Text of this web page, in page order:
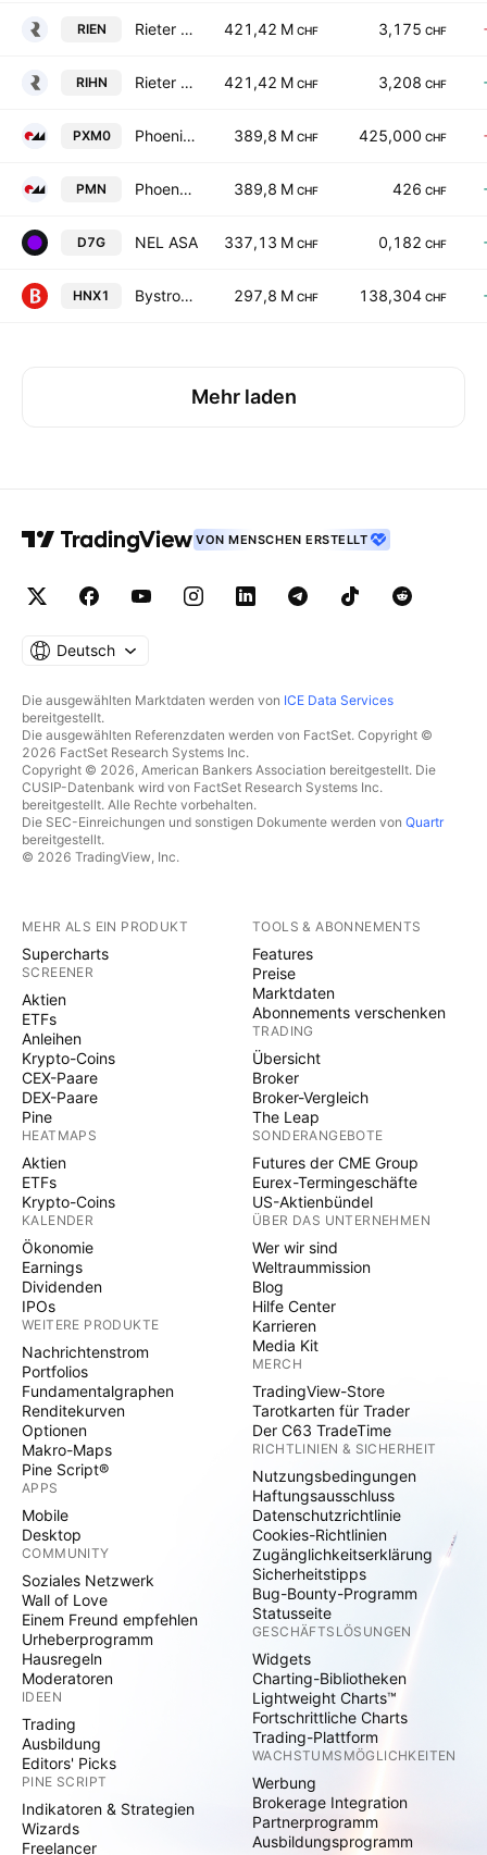
RIEN Rieter Holding AG 421,42 M CHF 3,175 CHF
RIHN Rieter Holding AG 421,42 M CHF 3,208 CHF
PXM0 Phoenix Mecano AG 389,8 M CHF 425,000 CHF
PMN Phoenix Mecano AG 389,8 M CHF 426 CHF
D7G NEL ASA 337,13 M CHF 0,182 CHF
HNX1 Bystronic AG 297,8 M CHF 138,304 CHF
Mehr laden
VON MENSCHEN ERSTELLT
Deutsch
Die ausgewählten Marktdaten werden von ICE Data Services
bereitgestellt.
Die ausgewählten Referenzdaten werden von FactSet. Copyright ©
2026 FactSet Research Systems Inc.
Copyright © 2026, American Bankers Association bereitgestellt. Die
CUSIP-Datenbank wird von FactSet Research Systems Inc.
bereitgestellt. Alle Rechte vorbehalten.
Die SEC-Einreichungen und sonstigen Dokumente werden von Quartr
bereitgestellt.
© 2026 TradingView, Inc.
MEHR ALS EIN PRODUKT
Supercharts
SCREENER
Aktien
ETFs
Anleihen
Krypto-Coins
CEX-Paare
DEX-Paare
Pine
HEATMAPS
Aktien
ETFs
Krypto-Coins
KALENDER
Ökonomie
Earnings
Dividenden
IPOs
WEITERE PRODUKTE
Nachrichtenstrom
Portfolios
Fundamentalgraphen
Renditekurven
Optionen
Makro-Maps
Pine Script®
APPS
Mobile
Desktop
COMMUNITY
Soziales Netzwerk
Wall of Love
Einem Freund empfehlen
Urheberprogramm
Hausregeln
Moderatoren
IDEEN
Trading
Ausbildung
Editors' Picks
PINE SCRIPT
Indikatoren & Strategien
Wizards
Freelancer
TOOLS & ABONNEMENTS
Features
Preise
Marktdaten
Abonnements verschenken
TRADING
Übersicht
Broker
Broker-Vergleich
The Leap
SONDERANGEBOTE
Futures der CME Group
Eurex-Termingeschäfte
US-Aktienbündel
ÜBER DAS UNTERNEHMEN
Wer wir sind
Weltraummission
Blog
Hilfe Center
Karrieren
Media Kit
MERCH
TradingView-Store
Tarotkarten für Trader
Der C63 TradeTime
RICHTLINIEN & SICHERHEIT
Nutzungsbedingungen
Haftungsausschluss
Datenschutzrichtlinie
Cookies-Richtlinien
Zugänglichkeitserklärung
Sicherheitstipps
Bug-Bounty-Programm
Statusseite
GESCHÄFTSLÖSUNGEN
Widgets
Charting-Bibliotheken
Lightweight Charts™
Fortschrittliche Charts
Trading-Plattform
WACHSTUMSMÖGLICHKEITEN
Werbung
Brokerage Integration
Partnerprogramm
Ausbildungsprogramm